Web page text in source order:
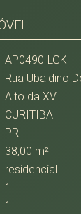
AP0490-LGK
Rua Ubaldino
Alto da XV
CURITIBA
PR
38,00 m²
residencial
1
1